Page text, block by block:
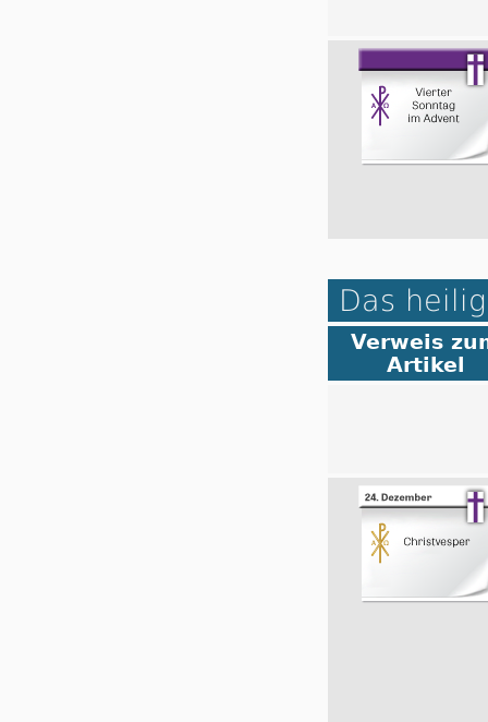
Das
Verweis
Artikel